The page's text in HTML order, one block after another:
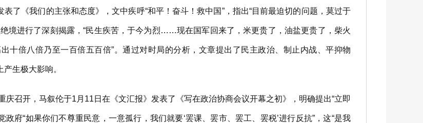
《我们的主张和态度》，文中疾呼“和平！奋斗！救中国”，指出“目前最迫切的问题，莫过于
境进行了深刻揭露，“民生疾苦，于今为烈……现在国军回来了，米更贵了，油盐更贵了，柴火
倍八倍乃至一百倍五百倍”。通过对时局的分析，文章提出了民主政治、制止内战、平抑物
生极大影响。
开，马叙伦于1月11日在《文汇报》发表了《写在政治协商会议开幕之初》，明确提出“立即
府“如果你们不尊重民意，一意孤行，我们就要‘罢课、罢市、罢工、罢税’进行反抗”，这“是我